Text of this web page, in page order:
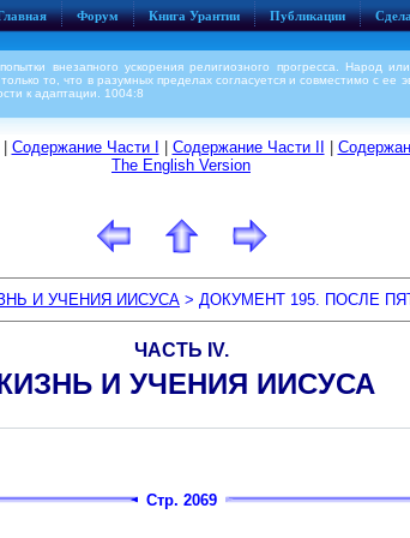
Форум Книга Урантии Публикации
внезапного ускорения религиозного прогресса. Народ
то, что в разумных пределах согласуется и совместимо с ее
к адаптации. 1004:8
Содержание Части I Содержание Части II
The English Version
И УЧЕНИЯ ИИСУСА > ДОКУМЕНТ 195. ПОСЛЕ
ЧАСТЬ IV.
И УЧЕНИЯ ИИСУСА
Стр. 2069